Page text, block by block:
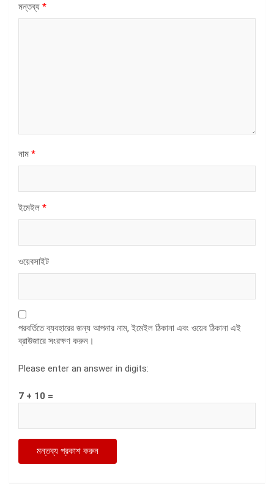
মন্তব্য *
নাম *
ইমেইল *
ওয়েবসাইট
পরবর্তিতে ব্যবহারের জন্য আপনার নাম, ইমেইল ঠিকানা এবং ওয়েব ঠিকানা এই
ব্রাউজারে সংরক্ষণ করুন।
Please enter an answer in digits:
7 + 10 =